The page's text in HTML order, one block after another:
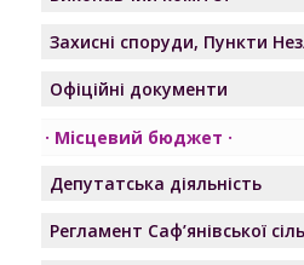
Захисні споруди, Пункти
Офіційні документи
Місцевий бюджет
Депутатська діяльність
Регламент Саф’янівської